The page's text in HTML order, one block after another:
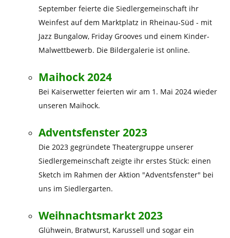
September feierte die Siedlergemeinschaft ihr
Weinfest auf dem Marktplatz in Rheinau-Süd - mit
Jazz Bungalow, Friday Grooves und einem Kinder-
Malwettbewerb. Die Bildergalerie ist online.
Maihock 2024
Bei Kaiserwetter feierten wir am 1. Mai 2024 wieder
unseren Maihock.
Adventsfenster 2023
Die 2023 gegründete Theatergruppe unserer
Siedlergemeinschaft zeigte ihr erstes Stück: einen
Sketch im Rahmen der Aktion "Adventsfenster" bei
uns im Siedlergarten.
Weihnachtsmarkt 2023
Glühwein, Bratwurst, Karussell und sogar ein